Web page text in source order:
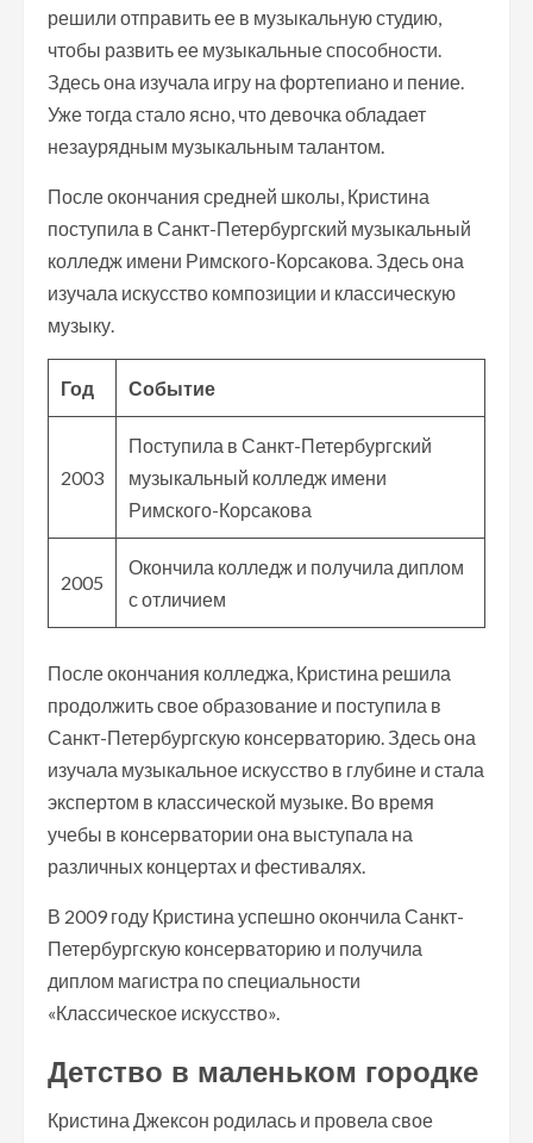
решили отправить ее в музыкальную студию,
чтобы развить ее музыкальные способности.
Здесь она изучала игру на фортепиано и пение.
Уже тогда стало ясно, что девочка обладает
незаурядным музыкальным талантом.
После окончания средней школы, Кристина
поступила в Санкт-Петербургский музыкальный
колледж имени Римского-Корсакова. Здесь она
изучала искусство композиции и классическую
музыку.
Год Событие
2003
Поступила в Санкт-Петербургский
музыкальный колледж имени
Римского-Корсакова
2005
Окончила колледж и получила диплом
с отличием
После окончания колледжа, Кристина решила
продолжить свое образование и поступила в
Санкт-Петербургскую консерваторию. Здесь она
изучала музыкальное искусство в глубине и стала
экспертом в классической музыке. Во время
учебы в консерватории она выступала на
различных концертах и фестивалях.
В 2009 году Кристина успешно окончила Санкт-
Петербургскую консерваторию и получила
диплом магистра по специальности
«Классическое искусство».
Детство в маленьком городке
Кристина Джексон родилась и провела свое